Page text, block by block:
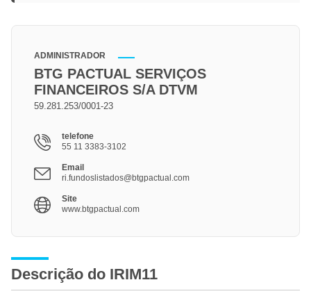
ADMINISTRADOR
BTG PACTUAL SERVIÇOS
FINANCEIROS S/A DTVM
59.281.253/0001-23
telefone
55 11 3383-3102
Email
ri.fundoslistados@btgpactual.com
Site
www.btgpactual.com
Descrição do IRIM11